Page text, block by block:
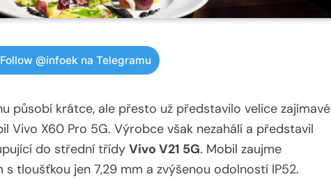
Follow @infoek na Telegramu
působí krátce, ale přesto už představilo velice zajímavé
Vivo X60 Pro 5G. Výrobce však nezahálí a představil
do střední třídy Vivo V21 5G. Mobil zaujme
tloušťkou jen 7,29 mm a zvýšenou odolností IP52.